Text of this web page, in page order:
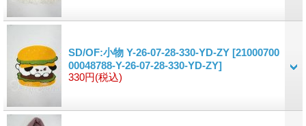
SD/OF:小物 Y-26-07-28-330-YD-ZY [21000700
00048788-Y-26-07-28-330-YD-ZY]
330円(税込)